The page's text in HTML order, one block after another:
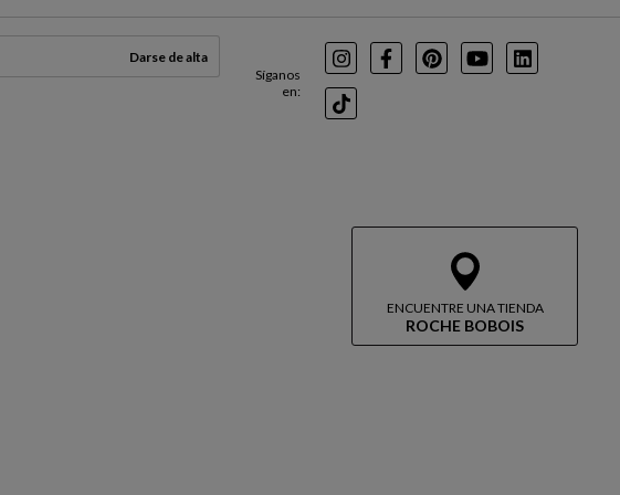
ENCUENTRE UNA TIENDA
ROCHE BOBOIS
Síganos
en:
InstagramFacebookPinterest
YoutubeLinkedIn
TikTok
Darse de alta